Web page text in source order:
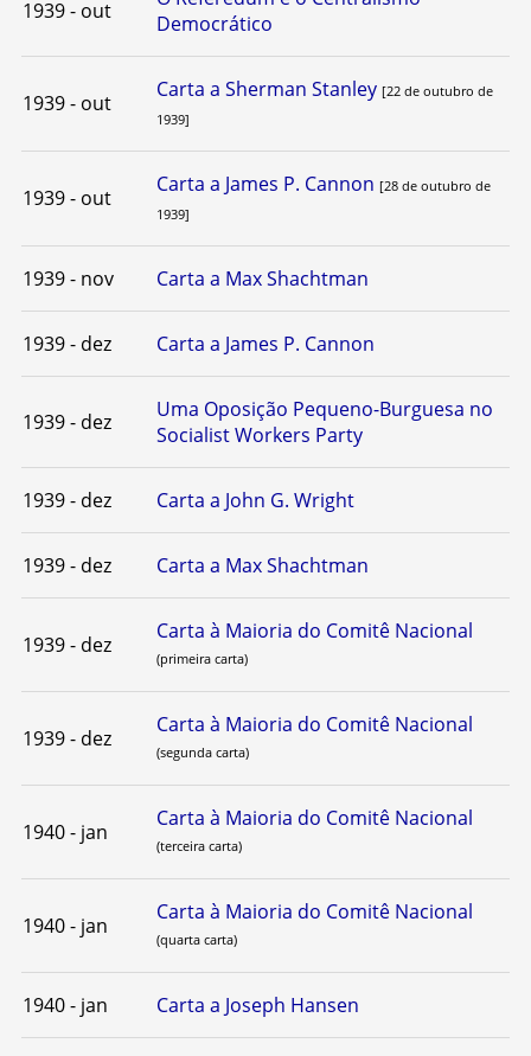
1939 - out
Democrático
1939 - out
Carta a Sherman Stanley [22 de outubro de
1939]
1939 - out
Carta a James P. Cannon [28 de outubro de
1939]
1939 - nov Carta a Max Shachtman
1939 - dez Carta a James P. Cannon
1939 - dez
Uma Oposição Pequeno-Burguesa no
Socialist Workers Party
1939 - dez Carta a John G. Wright
1939 - dez Carta a Max Shachtman
1939 - dez
Carta à Maioria do Comitê Nacional
(primeira carta)
1939 - dez
Carta à Maioria do Comitê Nacional
(segunda carta)
1940 - jan
Carta à Maioria do Comitê Nacional
(terceira carta)
1940 - jan
Carta à Maioria do Comitê Nacional
(quarta carta)
1940 - jan Carta a Joseph Hansen